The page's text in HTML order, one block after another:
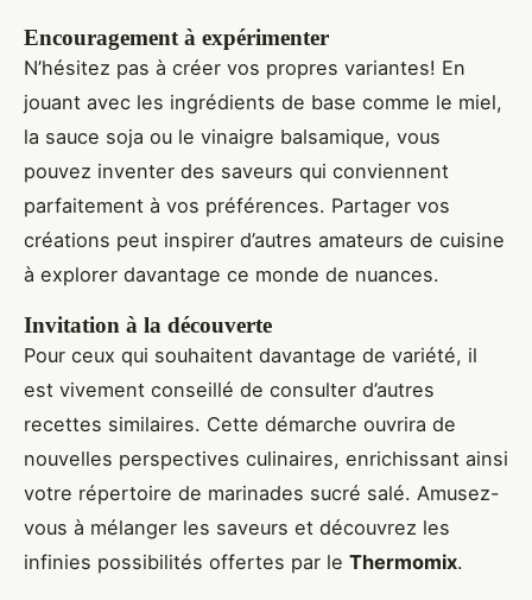
Encouragement à expérimenter
N’hésitez pas à créer vos propres variantes! En
jouant avec les ingrédients de base comme le miel,
la sauce soja ou le vinaigre balsamique, vous
pouvez inventer des saveurs qui conviennent
parfaitement à vos préférences. Partager vos
créations peut inspirer d’autres amateurs de cuisine
à explorer davantage ce monde de nuances.
Invitation à la découverte
Pour ceux qui souhaitent davantage de variété, il
est vivement conseillé de consulter d’autres
recettes similaires. Cette démarche ouvrira de
nouvelles perspectives culinaires, enrichissant ainsi
votre répertoire de marinades sucré salé. Amusez-
vous à mélanger les saveurs et découvrez les
infinies possibilités offertes par le Thermomix.